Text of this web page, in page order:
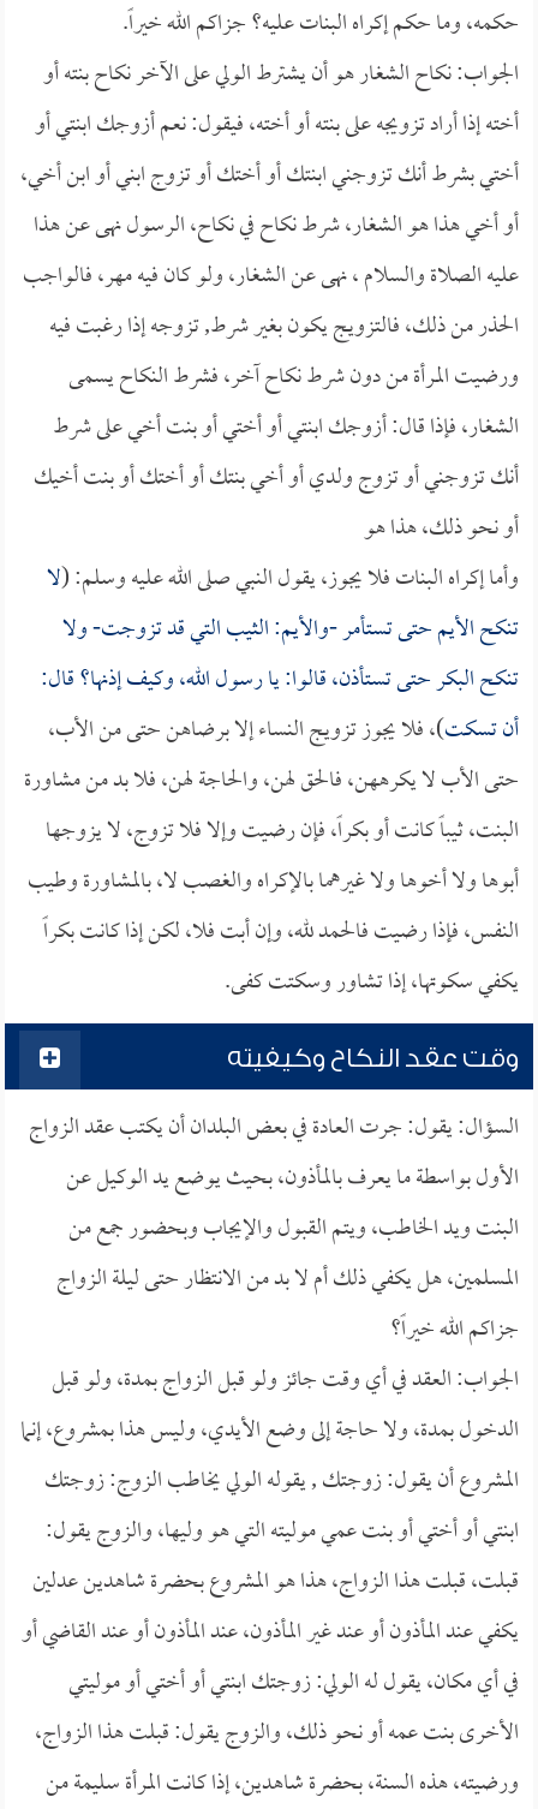
حكمه، وما حكم إكراه البنات عليه؟ جزاكم الله خيراً.
الجواب: نكاح الشغار هو أن يشترط الولي على الآخر نكاح بنته أو
أخته إذا أراد تزويجه على بنته أو أخته، فيقول: نعم أزوجك ابنتي أو
أختي بشرط أنك تزوجني ابنتك أو أختك أو تزوج ابني أو ابن أخي،
أو أخي هذا هو الشغار، شرط نكاح في نكاح، الرسول نهى عن هذا
عليه الصلاة والسلام ، نهى عن الشغار، ولو كان فيه مهر، فالواجب
الحذر من ذلك، فالتزويج يكون بغير شرط, تزوجه إذا رغبت فيه
ورضيت المرأة من دون شرط نكاح آخر، فشرط النكاح يسمى
الشغار، فإذا قال: أزوجك ابنتي أو أختي أو بنت أخي على شرط
أنك تزوجني أو تزوج ولدي أو أخي بنتك أو أختك أو بنت أخيك
أو نحو ذلك، هذا هو
وأما إكراه البنات فلا يجوز، يقول النبي صلى الله عليه وسلم: (لا
تنكح الأيم حتى تستأمر -والأيم: الثيب التي قد تزوجت- ولا
تنكح البكر حتى تستأذن، قالوا: يا رسول الله، وكيف إذنها؟ قال:
أن تسكت)، فلا يجوز تزويج النساء إلا برضاهن حتى من الأب،
حتى الأب لا يكرههن، فالحق لهن، والحاجة لهن، فلا بد من مشاورة
البنت، ثيباً كانت أو بكراً، فإن رضيت وإلا فلا تزوج، لا يزوجها
أبوها ولا أخوها ولا غيرهما بالإكراه والغصب لا، بالمشاورة وطيب
النفس، فإذا رضيت فالحمد لله، وإن أبت فلا، لكن إذا كانت بكراً
يكفي سكوتها، إذا تشاور وسكتت كفى.
وقت عقد النكاح وكيفيته
السؤال: يقول: جرت العادة في بعض البلدان أن يكتب عقد الزواج
الأول بواسطة ما يعرف بالمأذون، بحيث يوضع يد الوكيل عن
البنت ويد الخاطب، ويتم القبول والإيجاب وبحضور جمع من
المسلمين، هل يكفي ذلك أم لا بد من الانتظار حتى ليلة الزواج
جزاكم الله خيراً؟
الجواب: العقد في أي وقت جائز ولو قبل الزواج بمدة، ولو قبل
الدخول بمدة، ولا حاجة إلى وضع الأيدي، وليس هذا بمشروع، إنما
المشروع أن يقول: زوجتك , يقوله الولي يخاطب الزوج: زوجتك
ابنتي أو أختي أو بنت عمي موليته التي هو وليها، والزوج يقول:
قبلت، قبلت هذا الزواج، هذا هو المشروع بحضرة شاهدين عدلين
يكفي عند المأذون أو عند غير المأذون، عند المأذون أو عند القاضي أو
في أي مكان، يقول له الولي: زوجتك ابنتي أو أختي أو موليتي
الأخرى بنت عمه أو نحو ذلك، والزوج يقول: قبلت هذا الزواج،
ورضيته، هذه السنة، بحضرة شاهدين، إذا كانت المرأة سليمة من